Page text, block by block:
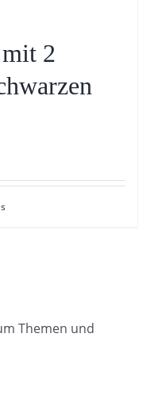
2
Themen und